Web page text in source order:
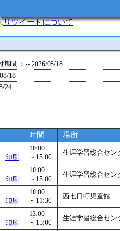
について
期間：～2026/08/18
18
24
28
01
09/07
09/11
競争でお土産をゲットせよ！」 受
15
28
期間：～2026/09/29
期間：～2026/11/05
時間 場所
印刷
10:00
～15:00
生涯学習総合セン
印刷
10:00
～15:00
生涯学習総合セン
印刷
10:00
～11:30
西七日町児童館
印刷
13:00
～15:00
生涯学習総合セン